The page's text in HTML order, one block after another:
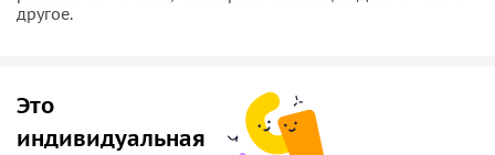
другое.
Это
индивидуальная